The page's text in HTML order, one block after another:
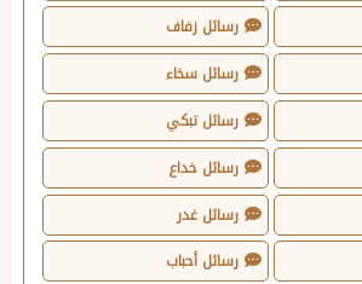
رسائل زفاف
رسائل سخاء
رسائل تبكي
رسائل خداع
رسائل غدر
رسائل أحباب